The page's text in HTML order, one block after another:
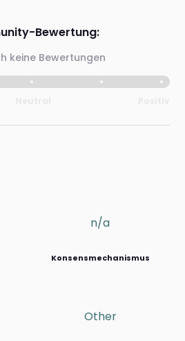
Bewertung:
keine Bewertungen
n/a
Konsensmechanismus
Other